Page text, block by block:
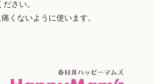
さい。
くないように使います。